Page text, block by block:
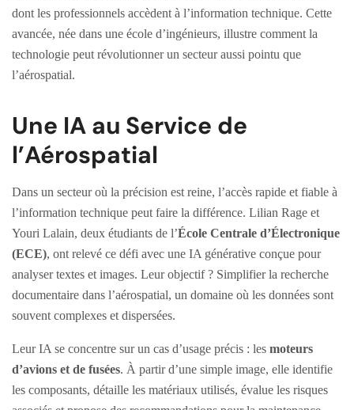
dont les professionnels accèdent à l’information technique. Cette
avancée, née dans une école d’ingénieurs, illustre comment la
technologie peut révolutionner un secteur aussi pointu que
l’aérospatial.
Une IA au Service de
l’Aérospatial
Dans un secteur où la précision est reine, l’accès rapide et fiable à
l’information technique peut faire la différence. Lilian Rage et
Youri Lalain, deux étudiants de l’École Centrale d’Électronique
(ECE), ont relevé ce défi avec une IA générative conçue pour
analyser textes et images. Leur objectif ? Simplifier la recherche
documentaire dans l’aérospatial, un domaine où les données sont
souvent complexes et dispersées.
Leur IA se concentre sur un cas d’usage précis : les moteurs
d’avions et de fusées. À partir d’une simple image, elle identifie
les composants, détaille les matériaux utilisés, évalue les risques